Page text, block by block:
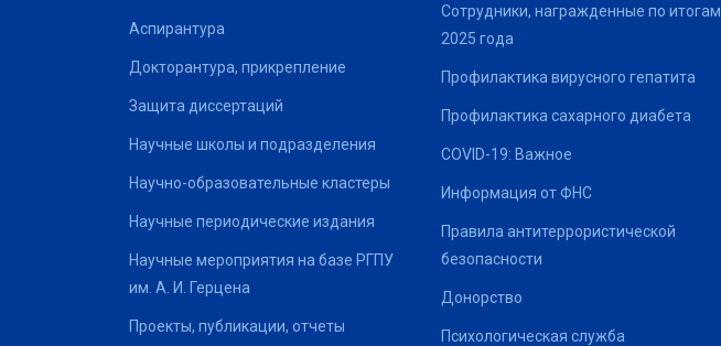
Аспирантура
Докторантура, прикрепление
Защита диссертаций
Научные школы и подразделения
Научно-образовательные кластеры
Научные периодические издания
Научные мероприятия на базе РГПУ
им. А. И. Герцена
Проекты, публикации, отчеты
Сотрудники, награжденные по итогам
2025 года
Профилактика вирусного гепатита
Профилактика сахарного диабета
COVID-19: Важное
Информация от ФНС
Правила антитеррористической
безопасности
Донорство
Психологическая служба